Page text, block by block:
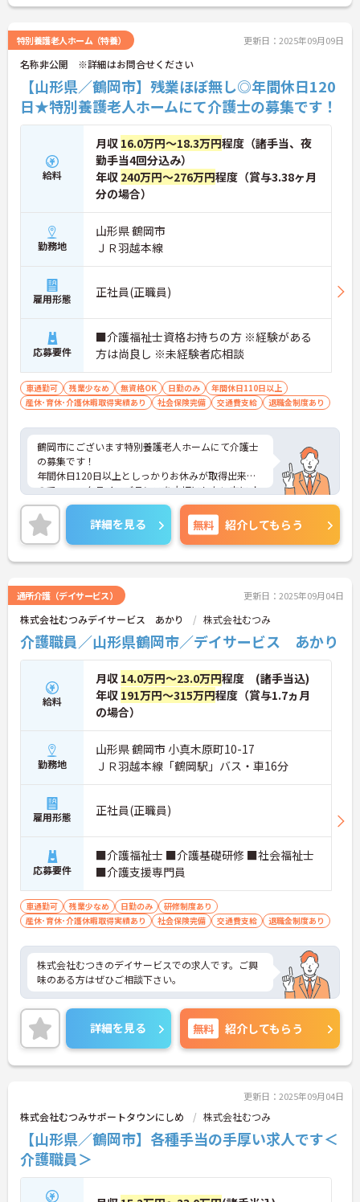
特別養護老人ホーム（特養） 更新日：2025年09月09日
名称非公開 ※詳細はお問合せください
【山形県／鶴岡市】残業ほぼ無し◎年間休日120
日★特別養護老人ホームにて介護士の募集です！
給料
月収 16.0万円～18.3万円程度（諸手当、夜
勤手当4回分込み）
年収 240万円～276万円程度（賞与3.38ヶ月
分の場合）
勤務地
山形県 鶴岡市
ＪＲ羽越本線
雇用形態 正社員(正職員)
応募要件
■介護福祉士資格お持ちの方 ※経験がある
方は尚良し ※未経験者応相談
車通勤可 残業少なめ 無資格OK 日勤のみ
年間休日110日以上
産休･育休･介護休暇取得実績あり
社会保険完備 交通費支給 退職金制度あり
鶴岡市にございます特別養護老人ホームにて介護士
の募集です！
年間休日120日以上としっかりお休みが取得出来る
ので、ワークライフバランスを大切にしたい方にオ
ススメです◎
残業少なめなので出勤日でもプライベートの時間を
確保して頂けますよ★
ご興味ある方には、面接対策ポイントなど、さらに
詳細をお話しいたしますのでお気軽にご相談くださ
詳細を見る 無料 紹介してもらう
通所介護（デイサービス） 更新日：2025年09月04日
株式会社むつみデイサービス あかり 株式会社むつみ
介護職員／山形県鶴岡市／デイサービス あかり
給料
月収 14.0万円～23.0万円程度 (諸手当込)
年収 191万円～315万円程度（賞与1.7ヵ月
の場合）
勤務地
山形県 鶴岡市 小真木原町10-17
ＪＲ羽越本線「鶴岡駅」バス・車16分
雇用形態 正社員(正職員)
応募要件
■介護福祉士 ■介護基礎研修 ■社会福祉士
■介護支援専門員
車通勤可 残業少なめ 日勤のみ
研修制度あり
産休･育休･介護休暇取得実績あり
社会保険完備 交通費支給 退職金制度あり
株式会社むつきのデイサービスでの求人です。ご興
味のある方はぜひご相談下さい。
詳細を見る 無料 紹介してもらう
更新日：2025年09月04日
株式会社むつみサポートタウンにしめ 株式会社むつみ
【山形県／鶴岡市】各種手当の手厚い求人です＜
介護職員＞